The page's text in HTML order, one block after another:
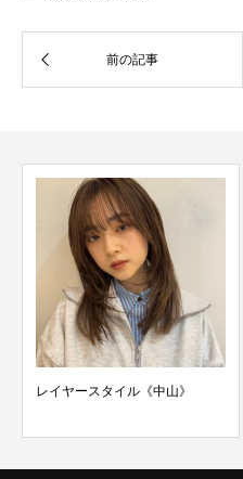
レイヤースタイル《中山》